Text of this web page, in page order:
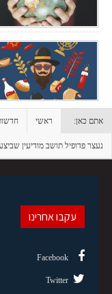
אתם כאן: ראשי
נעצר פדופיל תושב מודיעין
עקבו אחרינו
Facebook
Twitter